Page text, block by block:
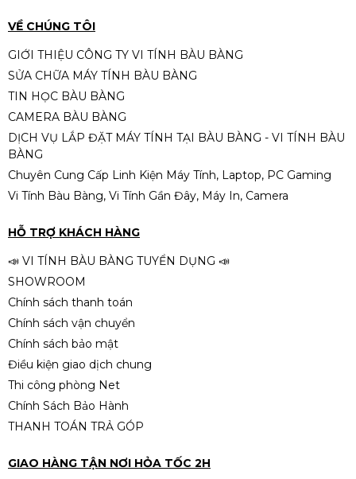
VỀ CHÚNG TÔI
GIỚI THIỆU CÔNG TY VI TÍNH BÀU BÀNG
SỬA CHỮA MÁY TÍNH BÀU BÀNG
TIN HỌC BÀU BÀNG
CAMERA BÀU BÀNG
DỊCH VỤ LẮP ĐẶT MÁY TÍNH TẠI BÀU BÀNG - VI TÍNH BÀU
BÀNG
Chuyên Cung Cấp Linh Kiện Máy Tính, Laptop, PC Gaming
Vi Tính Bàu Bàng, Vi Tính Gần Đây, Máy In, Camera
HỖ TRỢ KHÁCH HÀNG
📣 VI TÍNH BÀU BÀNG TUYỂN DỤNG 📣
SHOWROOM
Chính sách thanh toán
Chính sách vận chuyển
Chính sách bảo mật
Điều kiện giao dịch chung
Thi công phòng Net
Chính Sách Bảo Hành
THANH TOÁN TRẢ GÓP
GIAO HÀNG TẬN NƠI HỎA TỐC 2H